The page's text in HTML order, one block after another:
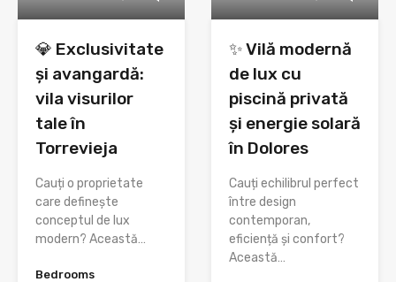
💎 Exclusivitate
și avangardă:
vila visurilor
tale în
Torrevieja
Cauți o proprietate
care definește
conceptul de lux
modern? Această…
Bedrooms
✨ Vilă modernă
de lux cu
piscină privată
și energie solară
în Dolores
Cauți echilibrul perfect
între design
contemporan,
eficiență și confort?
Această…